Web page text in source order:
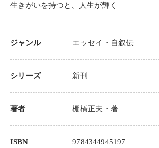
生きがいを持つと、人生が輝く
ジャンル エッセイ・自叙伝
シリーズ 新刊
著者 棚橋正夫 ・著
ISBN 9784344945197